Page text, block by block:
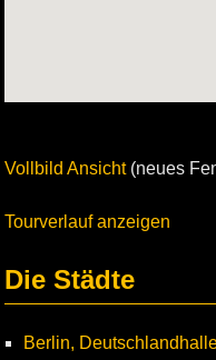
Vollbild Ansicht(neues
Tourverlauf anzeigen
Die Städte
Berlin,